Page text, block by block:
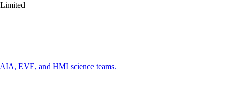
EVE, and HMI science teams.